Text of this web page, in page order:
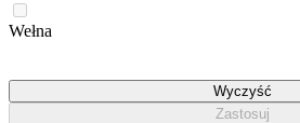
Wełna
Wyczyść
Zastosuj